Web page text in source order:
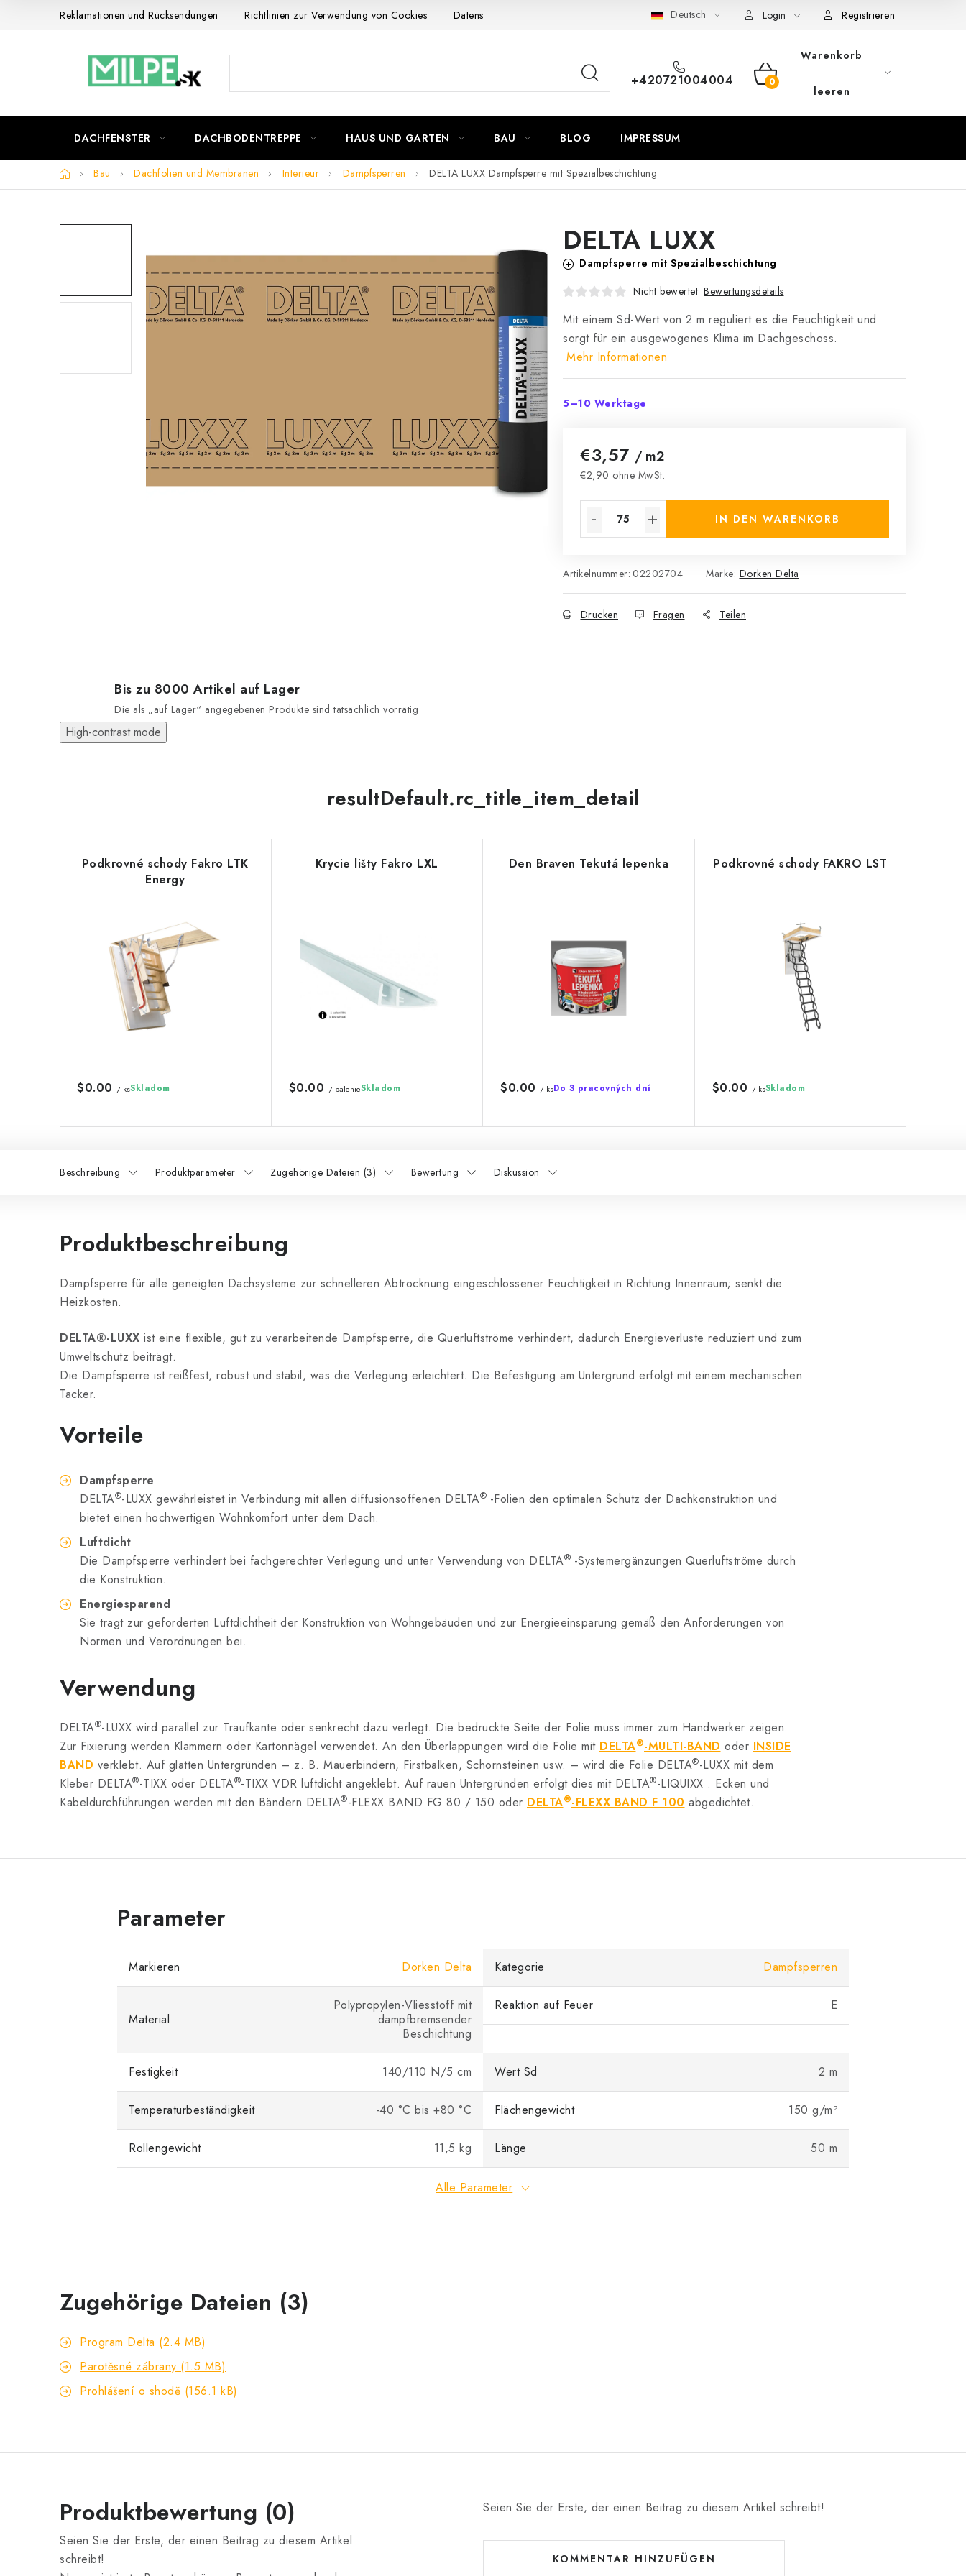
Reklamationen und Rücksendungen Richtlinien zur Verwendung von Cookies Datenschutzerklärung Allgemeinen Geschäftsbedingungen Sitemap von Milpe.sk
Deutsch Login Registrieren
+420721004004 WARENKORB
Warenkorb
leeren
DACHFENSTER DACHBODENTREPPE HAUS UND GARTEN BAU BLOG IMPRESSUM
Startseite
Bau Dachfolien und Membranen Interieur Dampfsperren DELTA LUXX Dampfsperre mit Spezialbeschichtung
DELTA LUXX
Dampfsperre mit Spezialbeschichtung
Nicht bewertet Bewertungsdetails
Mit einem Sd-Wert von 2 m reguliert es die Feuchtigkeit und
sorgt für ein ausgewogenes Klima im Dachgeschoss.
Mehr Informationen
5–10 Werktage
€3,57 / m2
€2,90 ohne MwSt.
IN DEN WARENKORB
Artikelnummer: 02202704 Marke: Dorken Delta
Drucken Fragen Teilen
Bis zu 8000 Artikel auf Lager
Die als „auf Lager“ angegebenen Produkte sind tatsächlich vorrätig
High-contrast mode
resultDefault.rc_title_item_detail
Podkrovné schody Fakro LTK
Energy
$0.00 / ksSkladom
Krycie lišty Fakro LXL
$0.00 / balenieSkladom
Den Braven Tekutá lepenka
$0.00 / ksDo 3 pracovných dní
Podkrovné schody FAKRO LST
$0.00 / ksSkladom
Beschreibung Produktparameter Zugehörige Dateien (3) Bewertung Diskussion
Produktbeschreibung
Dampfsperre für alle geneigten Dachsysteme zur schnelleren Abtrocknung eingeschlossener Feuchtigkeit in Richtung Innenraum; senkt die
Heizkosten.
DELTA®-LUXX ist eine flexible, gut zu verarbeitende Dampfsperre, die Querluftströme verhindert, dadurch Energieverluste reduziert und zum
Umweltschutz beiträgt.
Die Dampfsperre ist reißfest, robust und stabil, was die Verlegung erleichtert. Die Befestigung am Untergrund erfolgt mit einem mechanischen
Tacker.
Vorteile
Dampfsperre
DELTA®-LUXX gewährleistet in Verbindung mit allen diffusionsoffenen DELTA® -Folien den optimalen Schutz der Dachkonstruktion und
bietet einen hochwertigen Wohnkomfort unter dem Dach.
Luftdicht
Die Dampfsperre verhindert bei fachgerechter Verlegung und unter Verwendung von DELTA® -Systemergänzungen Querluftströme durch
die Konstruktion.
Energiesparend
Sie trägt zur geforderten Luftdichtheit der Konstruktion von Wohngebäuden und zur Energieeinsparung gemäß den Anforderungen von
Normen und Verordnungen bei.
Verwendung
DELTA®-LUXX wird parallel zur Traufkante oder senkrecht dazu verlegt. Die bedruckte Seite der Folie muss immer zum Handwerker zeigen.
Zur Fixierung werden Klammern oder Kartonnägel verwendet. An den Überlappungen wird die Folie mit DELTA®-MULTI-BAND oder INSIDE
BAND verklebt. Auf glatten Untergründen – z. B. Mauerbindern, Firstbalken, Schornsteinen usw. – wird die Folie DELTA®-LUXX mit dem
Kleber DELTA®-TIXX oder DELTA®-TIXX VDR luftdicht angeklebt. Auf rauen Untergründen erfolgt dies mit DELTA®-LIQUIXX . Ecken und
Kabeldurchführungen werden mit den Bändern DELTA®-FLEXX BAND FG 80 / 150 oder DELTA®-FLEXX BAND F 100 abgedichtet.
Markieren Dorken Delta Kategorie Dampfsperren
Material
Polypropylen-Vliesstoff mit
dampfbremsender
Beschichtung
Reaktion auf Feuer E
Festigkeit 140/110 N/5 cm Wert Sd 2 m
Temperaturbeständigkeit -40 °C bis +80 °C Flächengewicht 150 g/m²
Rollengewicht 11,5 kg Länge 50 m
Alle Parameter
Zugehörige Dateien (3)
Program Delta (2.4 MB)
Parotěsné zábrany (1.5 MB)
Prohlášení o shodě (156.1 kB)
Produktbewertung (0)
Seien Sie der Erste, der einen Beitrag zu diesem Artikel
schreibt!
Seien Sie der Erste, der einen Beitrag zu diesem Artikel schreibt!
KOMMENTAR HINZUFÜGEN